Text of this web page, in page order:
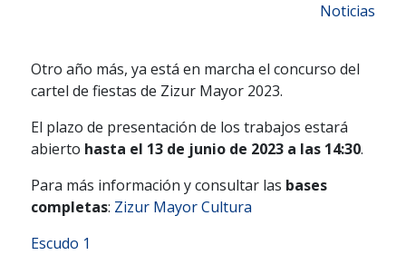
Noticias
Otro año más, ya está en marcha el concurso del
cartel de fiestas de Zizur Mayor 2023.
El plazo de presentación de los trabajos estará
abierto hasta el 13 de junio de 2023 a las 14:30.
Para más información y consultar las bases
completas: Zizur Mayor Cultura
Escudo 1